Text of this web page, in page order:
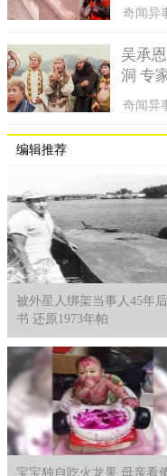
奇闻异
吴承
洞 专
奇闻异
编辑推荐
被外星人绑架当事人45年
书 还原1973年帕
宝宝独自吃火龙果 母亲看